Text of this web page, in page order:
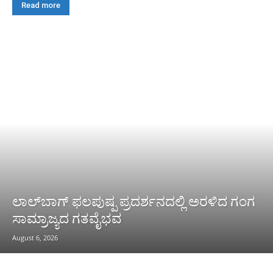
Read more
ಲಾಲ್‌ಬಾಗ್ ಫಲಪುಷ್ಪ ಪ್ರದರ್ಶನದಲ್ಲಿ ಅರಳಿದ ಗಂಗ
ಸಾಮ್ರಾಜ್ಯದ ಗತವೈಭವ
August 6, 2026